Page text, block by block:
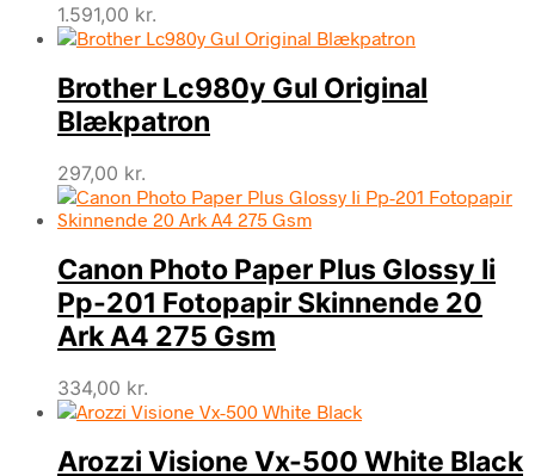
1.591,00 kr.
Brother Lc980y Gul Original
Blækpatron
297,00 kr.
Canon Photo Paper Plus Glossy Ii
Pp-201 Fotopapir Skinnende 20
Ark A4 275 Gsm
334,00 kr.
Arozzi Visione Vx-500 White Black